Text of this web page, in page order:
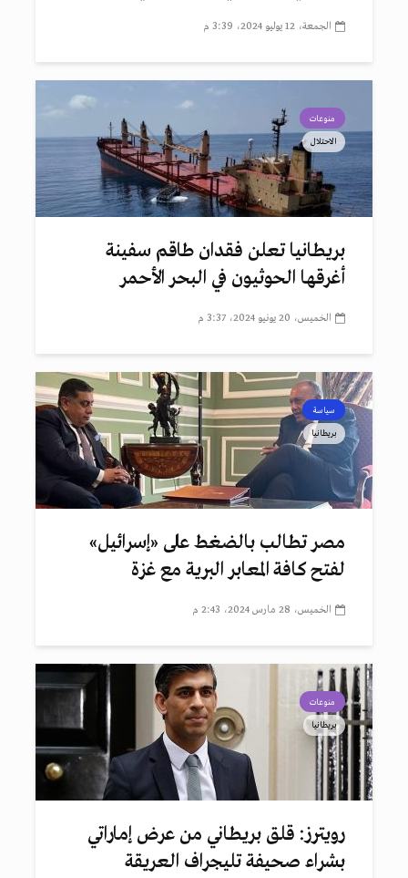
الجمعة، 12 يوليو 2024، 3:39 م
منوعات
الاحتلال
بريطانيا تعلن فقدان طاقم سفينة
أغرقها الحوثيون في البحر الأحمر
الخميس، 20 يونيو 2024، 3:37 م
سياسة
بريطانيا
مصر تطالب بالضغط على «إسرائيل»
لفتح كافة المعابر البرية مع غزة
الخميس، 28 مارس 2024، 2:43 م
منوعات
بريطانيا
رويترز: قلق بريطاني من عرض إماراتي
بشراء صحيفة تليجراف العريقة